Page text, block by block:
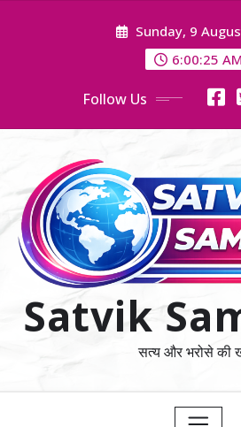
Sunday, 9
6:00:25 AM
Follow Us
Satvik
सत्य और भरोसे की